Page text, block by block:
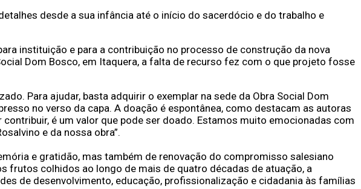
desde a sua infância até o início do sacerdócio e do trabalho e
instituição e para a contribuição no processo de construção da nova
Dom Bosco, em Itaquera, a falta de recurso fez com o que projeto fosse
Para ajudar, basta adquirir o exemplar na sede da Obra Social Dom
no verso da capa. A doação é espontânea, como destacam as autoras
é um valor que pode ser doado. Estamos muito emocionadas com
e da nossa obra”.
e gratidão, mas também de renovação do compromisso salesiano
frutos colhidos ao longo de mais de quatro décadas de atuação, a
de desenvolvimento, educação, profissionalização e cidadania às famílias